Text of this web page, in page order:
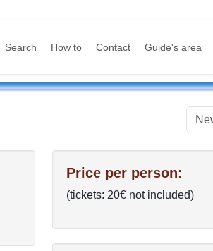
Search How to Contact Guide's area
Price per person:
(tickets: 20€ not included)